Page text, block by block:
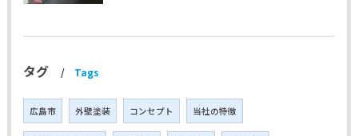
タグ Tags
広島市 外壁塗装 コンセプト 当社の特徴